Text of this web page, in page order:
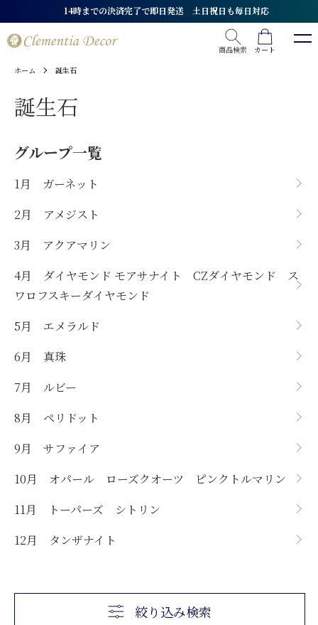
14時までの決済完了で即日発送 土日祝日も毎日対応
商品検索
カート
ホーム
誕生石
誕生石
グループ一覧
1月 ガーネット
2月 アメジスト
3月 アクアマリン
4月 ダイヤモンド モアサナイト CZダイヤモンド ス
ワロフスキーダイヤモンド
5月 エメラルド
6月 真珠
7月 ルビー
8月 ペリドット
9月 サファイア
10月 オパール ローズクオーツ ピンクトルマリン
11月 トーパーズ シトリン
12月 タンザナイト
絞り込み検索
モチーフから探す
リーフ
ハート
リボン
ホースシュー（馬蹄）
バタフライ
クローバー
クラウン
イニシャル
その他
誕生石から探す
1月ガーネット
3月アクアマリン
4月ダイヤモンド
4月モアサナイト
6月真珠
7月ルビー
8月ペリドット
9月サファイア
10月ローズクオーツ
10月オパール
11月シトリン
11月トーパーズ
地金から探す
CZダイヤモンド
パール
モアサナイト
地金ジュエリー
天然石（貴石・カラーストーン）
価格から探す
5,000円以下
7,000円以下
9,000円以下
10,000円以下
15,000円以下
20,000円以下
40,000円以下
50,000円以下
50,000円以上